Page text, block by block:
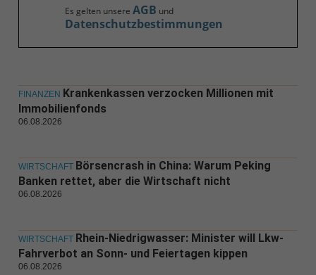
Es gelten unsere AGB und
Datenschutzbestimmungen
FINANZEN Krankenkassen verzocken Millionen mit
Immobilienfonds
06.08.2026
WIRTSCHAFT Börsencrash in China: Warum Peking
Banken rettet, aber die Wirtschaft nicht
06.08.2026
WIRTSCHAFT Rhein-Niedrigwasser: Minister will Lkw-
Fahrverbot an Sonn- und Feiertagen kippen
06.08.2026